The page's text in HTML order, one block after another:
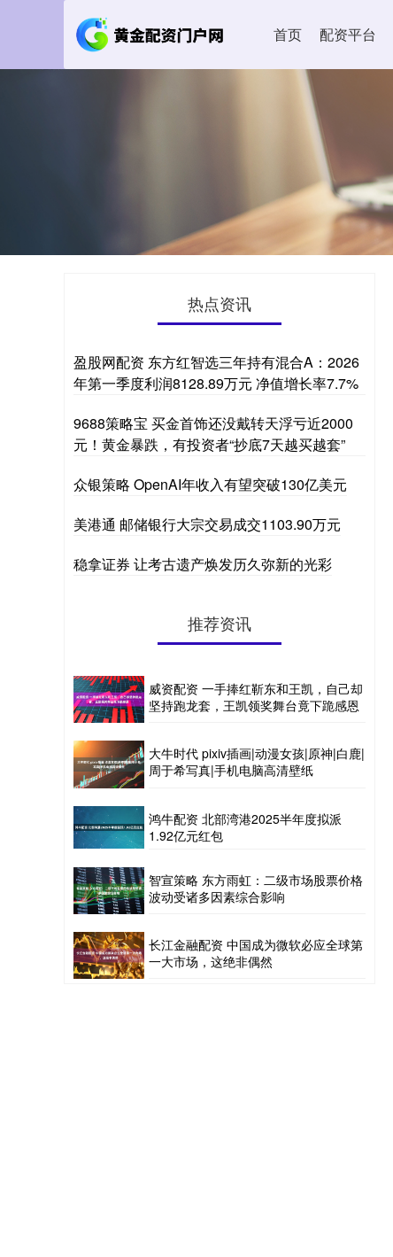
首页 配资平台
热点资讯
盈股网配资 东方红智选三年持有混合A：2026
年第一季度利润8128.89万元 净值增长率7.7%
9688策略宝 买金首饰还没戴转天浮亏近2000
元！黄金暴跌，有投资者“抄底7天越买越套”
众银策略 OpenAI年收入有望突破130亿美元
美港通 邮储银行大宗交易成交1103.90万元
稳拿证券 让考古遗产焕发历久弥新的光彩
推荐资讯
威资配资 一手捧红靳东和王凯，自己却
坚持跑龙套，王凯领奖舞台竟下跪感恩
大牛时代 pixiv插画|动漫女孩|原神|白鹿|
周于希写真|手机电脑高清壁纸
鸿牛配资 北部湾港2025半年度拟派
1.92亿元红包
智宣策略 东方雨虹：二级市场股票价格
波动受诸多因素综合影响
长江金融配资 中国成为微软必应全球第
一大市场，这绝非偶然